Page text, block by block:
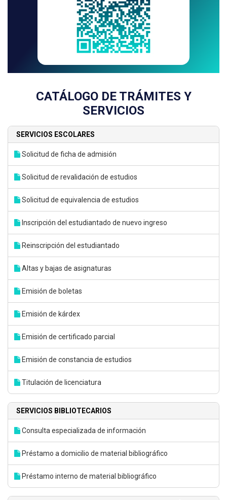
CATÁLOGO DE TRÁMITES Y
SERVICIOS
SERVICIOS ESCOLARES
Solicitud de ficha de admisión
Solicitud de revalidación de estudios
Solicitud de equivalencia de estudios
Inscripción del estudiantado de nuevo ingreso
Reinscripción del estudiantado
Altas y bajas de asignaturas
Emisión de boletas
Emisión de kárdex
Emisión de certificado parcial
Emisión de constancia de estudios
Titulación de licenciatura
SERVICIOS BIBLIOTECARIOS
Consulta especializada de información
Préstamo a domicilio de material bibliográfico
Préstamo interno de material bibliográfico